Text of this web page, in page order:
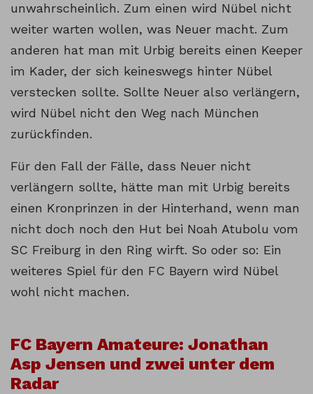
unwahrscheinlich. Zum einen wird Nübel nicht
weiter warten wollen, was Neuer macht. Zum
anderen hat man mit Urbig bereits einen Keeper
im Kader, der sich keineswegs hinter Nübel
verstecken sollte. Sollte Neuer also verlängern,
wird Nübel nicht den Weg nach München
zurückfinden.
Für den Fall der Fälle, dass Neuer nicht
verlängern sollte, hätte man mit Urbig bereits
einen Kronprinzen in der Hinterhand, wenn man
nicht doch noch den Hut bei Noah Atubolu vom
SC Freiburg in den Ring wirft. So oder so: Ein
weiteres Spiel für den FC Bayern wird Nübel
wohl nicht machen.
FC Bayern Amateure: Jonathan
Asp Jensen und zwei unter dem
Radar